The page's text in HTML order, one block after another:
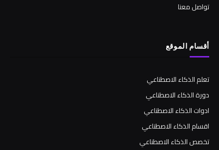
تواصل معنا
أقسام الموقع
تعلم الذكاء الاصطناعي
دورة الذكاء الاصطناعي
ادوات الذكاء الاصطناعي
اقسام الذكاء الاصطناعي
تخصص الذكاء الاصطناعي